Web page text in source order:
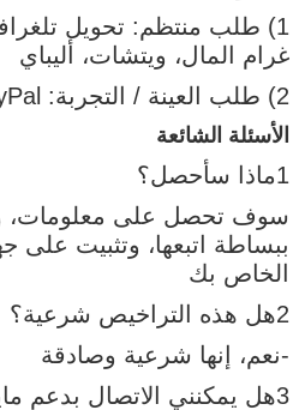
إرسال
1) طلب منتظم: تحويل
غرام المال، ويتشات، أليباي
2) طلب العينة / التجربة: PayPal
الأسئلة الشائعة
1ماذا سأحصل؟
سوف تحصل على معلومات،
ببساطة اتبعها، وتثبيت على
الخاص بك
2هل هذه التراخيص شرعية؟
-نعم، إنها شرعية وصادقة
3هل يمكنني الاتصال بدعم مايكروسوفت؟